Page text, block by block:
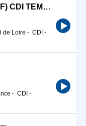
RESPONSABLE DE CAISSE (H/F) CDI TEMPS PLEIN
de Loire - CDI -
- CDI -